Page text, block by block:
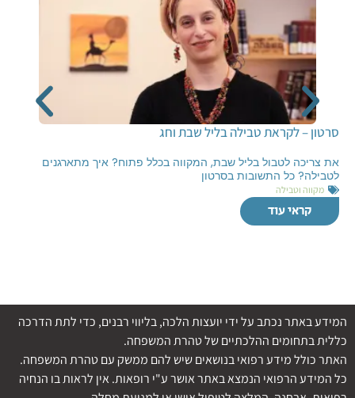
סרטון – לקראת טבילה בליל שבת וחג
את צריכה לטבול בליל שבת, המקווה בכלל פתוח? איך מתארגנים
לטבילה? כל התשובות בסרטון
מקווה וטבילה
קראי עוד
המידע באתר נכתב על ידי יועצות הלכה, בליווי רבנים, כדי לתת הדרכה
כללית בתחומים ההלכתיים של טהרת המשפחה.
האתר כולל מידע רפואי בנושאים שיש להם ממשק עם טהרת המשפחה.
כל המידע הרפואי הנמצא באתר אושר ע"י רופאות. אין לראות בו הנחיה